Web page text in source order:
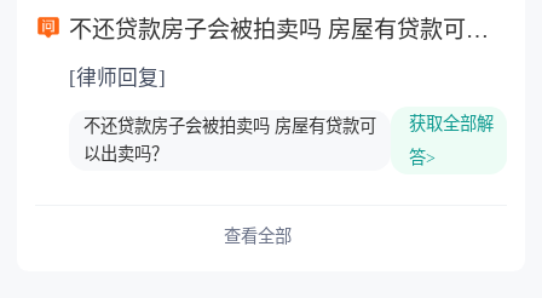
不还贷款房子会被拍卖吗 房屋有贷款可以出卖吗？
[律师回复]
不还贷款房子会被拍卖吗 房屋有贷款可
以出卖吗？
获取全部解
答>
查看全部